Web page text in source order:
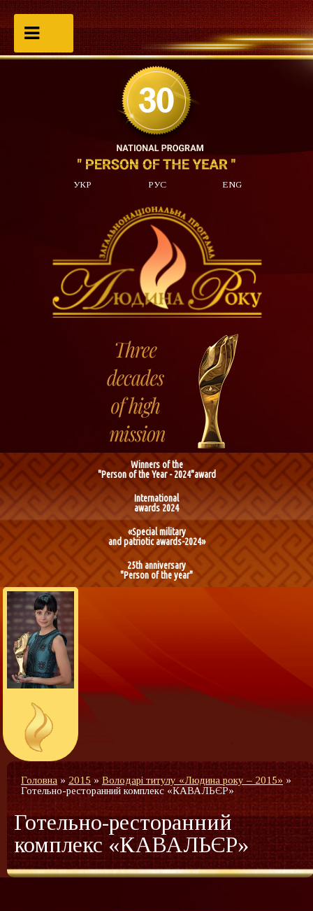
УКР РУС ENG
Winners of the
"Person of the Year - 2024"award
International
awards 2024
«Special military
and patriotic awards-2024»
25th anniversary
"Person of the year"
Головна»2015»Володарі титулу «Людина року – 2015»»
Готельно-ресторанний комплекс «КАВАЛЬЄР»
Готельно-ресторанний
комплекс «КАВАЛЬЄР»